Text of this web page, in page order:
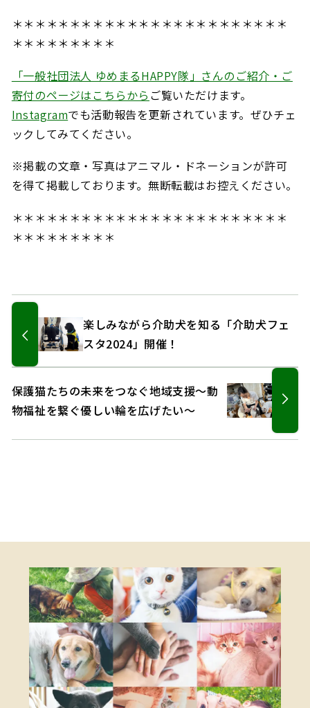
＊＊＊＊＊＊＊＊＊＊＊＊＊＊＊＊＊＊＊＊＊＊＊＊
＊＊＊＊＊＊＊＊＊
「一般社団法人 ゆめまるHAPPY隊」さんのご紹介・ご
寄付のページはこちらから ご覧いただけます。
Instagramでも活動報告を更新されています。ぜひチェ
ックしてみてください。
※掲載の文章・写真はアニマル・ドネーションが許可
を得て掲載しております。無断転載はお控えください。
＊＊＊＊＊＊＊＊＊＊＊＊＊＊＊＊＊＊＊＊＊＊＊＊
＊＊＊＊＊＊＊＊＊
楽しみながら介助犬を知る「介助犬フェ
スタ2024」開催！
保護猫たちの未来をつなぐ地域支援～動
物福祉を繋ぐ優しい輪を広げたい～